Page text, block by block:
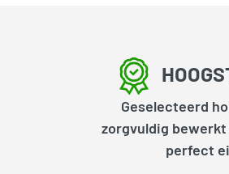
Geselecteerd
zorgvuldig bewerkt
perfect